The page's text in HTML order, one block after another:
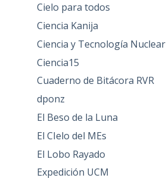
Cielo para todos
Ciencia Kanija
Ciencia y Tecnología Nuclear
Ciencia15
Cuaderno de Bitácora RVR
dponz
El Beso de la Luna
El CIelo del MEs
El Lobo Rayado
Expedición UCM